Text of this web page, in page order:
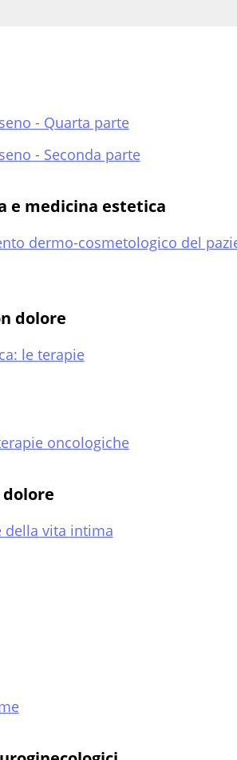
- Quarta parte
- Seconda parte
e medicina estetica
dermo-cosmetologico del
dolore
le terapie
oncologiche
della vita intima